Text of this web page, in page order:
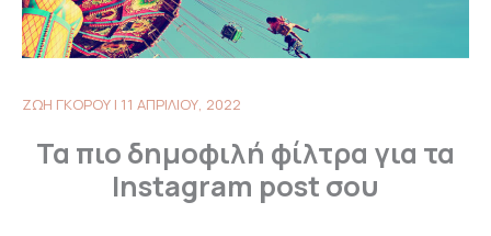
ΖΩΗ ΓΚΟΡΟΥ | 11 ΑΠΡΙΛΙΟΥ, 2022
Τα πιο δημοφιλή φίλτρα για τα
Instagram post σου